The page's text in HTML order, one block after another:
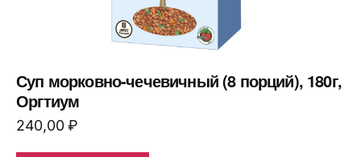
Суп морковно-чечевичный (8 порций), 180г,
Оргтиум
240,00₽